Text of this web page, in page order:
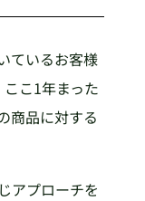
ているお客様
こ1年まった
商品に対する
アプローチを